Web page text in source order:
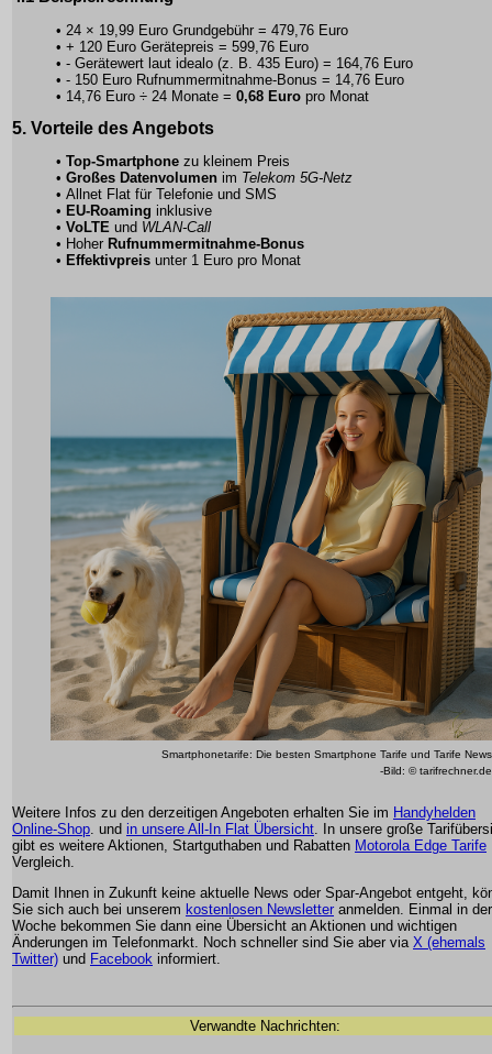
• 24 × 19,99 Euro Grundgebühr = 479,76 Euro
• + 120 Euro Gerätepreis = 599,76 Euro
• - Gerätewert laut idealo (z. B. 435 Euro) = 164,76 Euro
• - 150 Euro Rufnummermitnahme-Bonus = 14,76 Euro
• 14,76 Euro ÷ 24 Monate = 0,68 Euro pro Monat
5. Vorteile des Angebots
• Top-Smartphone zu kleinem Preis
• Großes Datenvolumen im Telekom 5G-Netz
• Allnet Flat für Telefonie und SMS
• EU-Roaming inklusive
• VoLTE und WLAN-Call
• Hoher Rufnummermitnahme-Bonus
• Effektivpreis unter 1 Euro pro Monat
Smartphonetarife: Die besten Smartphone Tarife und Tarife News
-Bild: © tarifrechner.de
Weitere Infos zu den derzeitigen Angeboten erhalten Sie im Handyhelden
Online-Shop. und in unsere All-In Flat Übersicht. In unsere große
gibt es weitere Aktionen, Startguthaben und Rabatten Motorola Edge Tarife
Vergleich.
Damit Ihnen in Zukunft keine aktuelle News oder Spar-Angebot entgeht,
Sie sich auch bei unserem kostenlosen Newsletter anmelden. Einmal in der
Woche bekommen Sie dann eine Übersicht an Aktionen und wichtigen
Änderungen im Telefonmarkt. Noch schneller sind Sie aber via X (ehemals
Twitter) und Facebook informiert.
Verwandte Nachrichten: